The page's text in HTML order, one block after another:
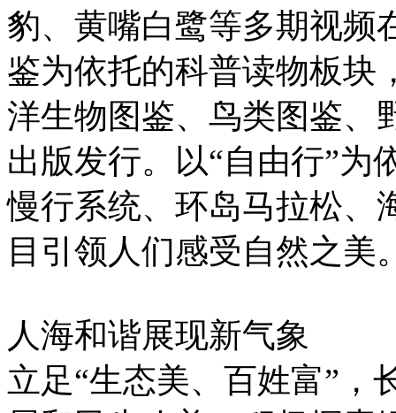
豹、黄嘴白鹭等多期视频
鉴为依托的科普读物板块
洋生物图鉴、鸟类图鉴、
出版发行。以“自由行”为
慢行系统、环岛马拉松、
目引领人们感受自然之美
人海和谐展现新气象
立足“生态美、百姓富”，